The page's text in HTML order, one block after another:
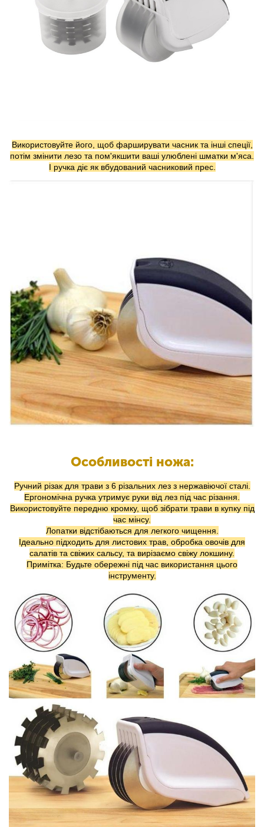
Використовуйте його, щоб фарширувати часник та інші спеції,
потім змінити лезо та пом'якшити ваші улюблені шматки м'яса.
І ручка діє як вбудований часниковий прес.
Особливості ножа:
Ручний різак для трави з 6 різальних лез з нержавіючої сталі.
Ергономічна ручка утримує руки від лез під час різання.
Використовуйте передню кромку, щоб зібрати трави в купку під
час мінсу.
Лопатки відстібаються для легкого чищення.
Ідеально підходить для листових трав, обробка овочів для
салатів та свіжих сальсу, та вирізаємо свіжу локшину.
Примітка: Будьте обережні під час використання цього
інструменту.